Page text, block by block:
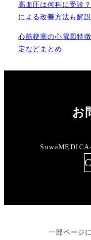
高血圧は何科に受診
による改善方法も解説
心筋梗塞の心電図特
定などまとめ
お
一部ページ